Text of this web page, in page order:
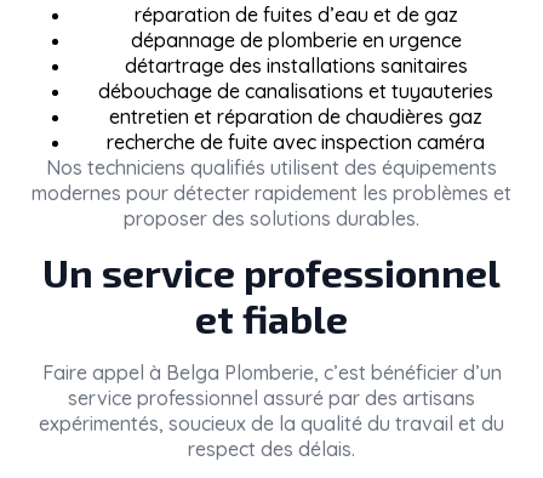
réparation de fuites d’eau et de gaz
dépannage de plomberie en urgence
détartrage des installations sanitaires
débouchage de canalisations et tuyauteries
entretien et réparation de chaudières gaz
recherche de fuite avec inspection caméra
Nos techniciens qualifiés utilisent des équipements
modernes pour détecter rapidement les problèmes et
proposer des solutions durables.
Un service professionnel
et fiable
Faire appel à Belga Plomberie, c’est bénéficier d’un
service professionnel assuré par des artisans
expérimentés, soucieux de la qualité du travail et du
respect des délais.